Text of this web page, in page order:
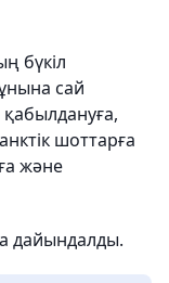
бүкіл
сай
шоттарға
және
дайындалды.